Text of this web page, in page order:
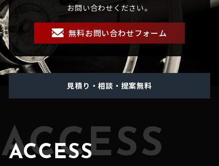
お問い合わせください。
無料お問い合わせフォーム
見積り・相談・提案無料
ACCESS
ACCESS